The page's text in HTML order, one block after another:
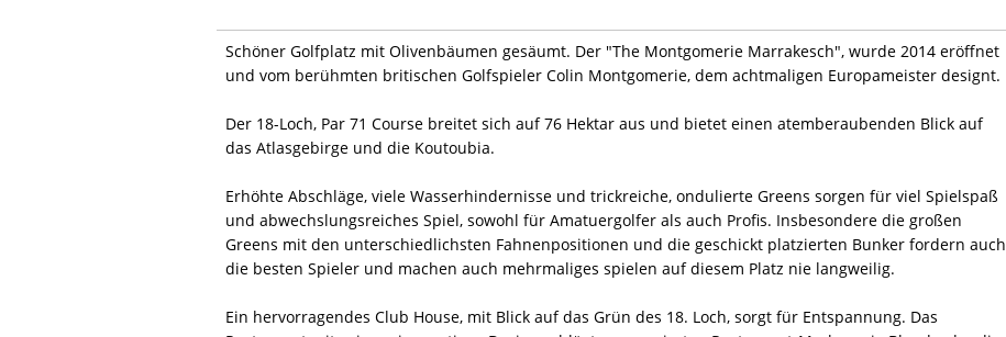
Schöner Golfplatz mit Olivenbäumen gesäumt. Der "The Montgomerie Marrakesch", wurde 2014 eröffnet
und vom berühmten britischen Golfspieler Colin Montgomerie, dem achtmaligen Europameister designt.
Der 18-Loch, Par 71 Course breitet sich auf 76 Hektar aus und bietet einen atemberaubenden Blick auf
das Atlasgebirge und die Koutoubia.
Erhöhte Abschläge, viele Wasserhindernisse und trickreiche, ondulierte Greens sorgen für viel Spielspaß
und abwechslungsreiches Spiel, sowohl für Amatuergolfer als auch Profis. Insbesondere die großen
Greens mit den unterschiedlichsten Fahnenpositionen und die geschickt platzierten Bunker fordern auch
die besten Spieler und machen auch mehrmaliges spielen auf diesem Platz nie langweilig.
Ein hervorragendes Club House, mit Blick auf das Grün des 18. Loch, sorgt für Entspannung. Das